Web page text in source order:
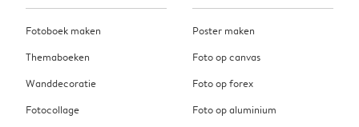
Fotoboek maken
Themaboeken
Wanddecoratie
Fotocollage
Poster maken
Foto op canvas
Foto op forex
Foto op aluminium